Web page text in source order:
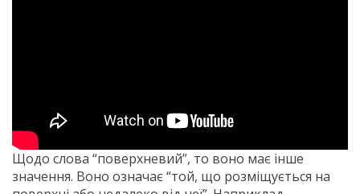
Щодо слова “поверхневий”, то воно має інше
значення. Воно означає “той, що розміщується на